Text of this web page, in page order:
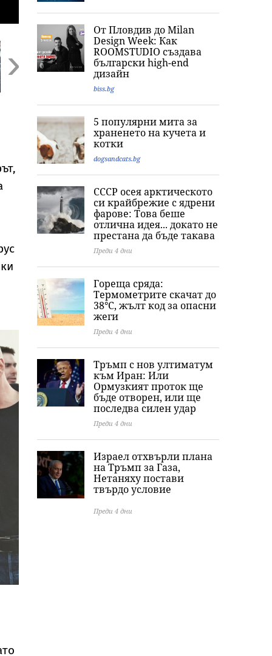
Пробив в
астрономията: Най-
мощният слънчев
телескоп улови
невиждано досега
явление
Любимото ястие на
Маркъл разкри
кулинарна тайна от
дома им
„Обичам
От Пловдив до Milan
Design Week: Как
ROOMSTUDIO създава
български high-end
дизайн
biss.bg
5 популярни мита за
храненето на кучета и
котки
dogsandcats.bg
СССР осея арктическото
си крайбрежие с ядрени
фарове: Това беше
отлична идея... докато не
престана да бъде такава
Преди 4 дни
Гореща сряда:
Термометрите скачат до
38°C, жълт код за опасни
жеги
Преди 4 дни
Тръмп с нов ултиматум
към Иран: Или
Ормузкият проток ще
бъде отворен, или ще
последва силен удар
Преди 4 дни
Израел отхвърли плана
на Тръмп за Газа,
Нетаняху постави
твърдо условие
Преди 4 дни